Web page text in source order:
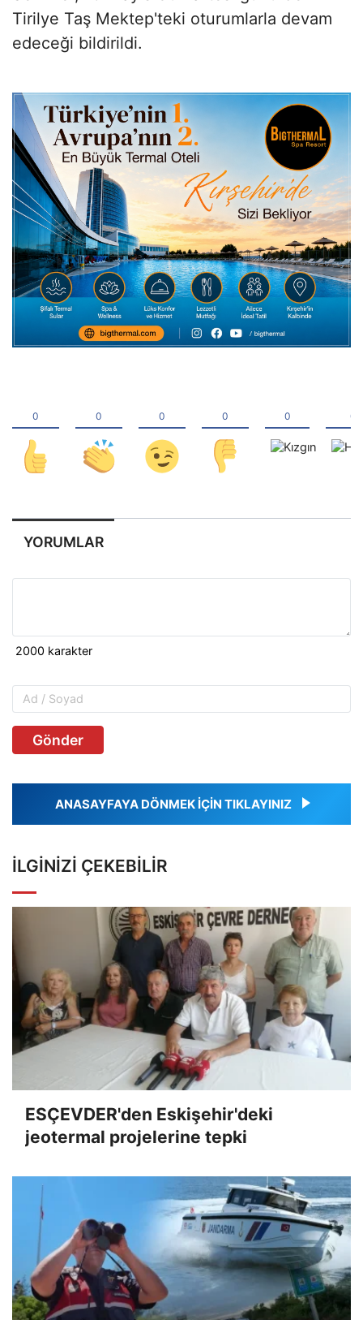
Tirilye Taş Mektep'teki oturumlarla devam
edeceği bildirildi.
YORUMLAR
Gönder
ANASAYFAYA DÖNMEK İÇİN TIKLAYINIZ
İLGINIZI ÇEKEBILIR
ESÇEVDER'den Eskişehir'deki
jeotermal projelerine tepki